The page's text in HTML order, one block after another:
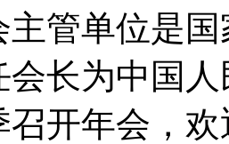
主管单位是
会长为中国
召开年会，